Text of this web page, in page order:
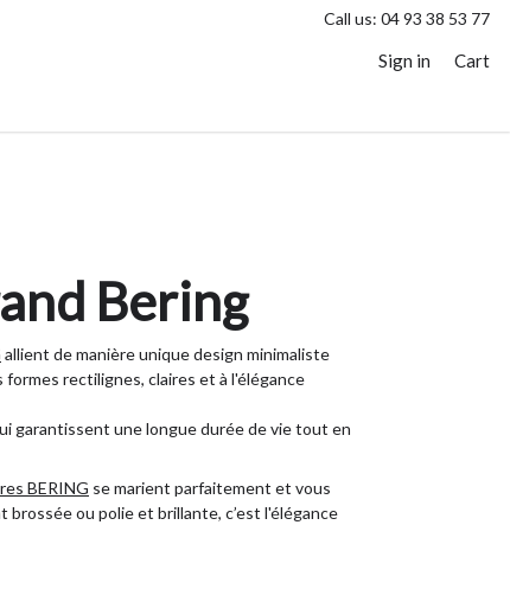
Call us: 04 93 38 53 77
Sign in Cart
Bering
allient de manière unique design minimaliste
rectilignes, claires et à l'élégance
garantissent une longue durée de vie tout en
BERING se marient parfaitement et vous
ou polie et brillante, c’est l'élégance